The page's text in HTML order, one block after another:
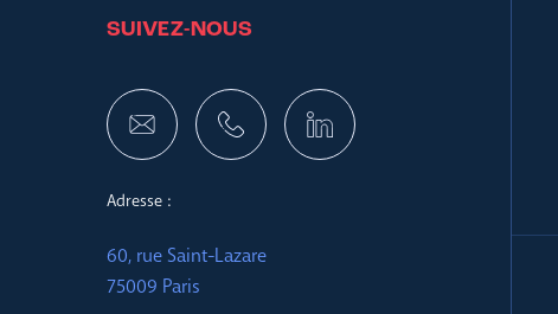
SUIVEZ-NOUS
Adresse :
60, rue Saint-Lazare
75009 Paris